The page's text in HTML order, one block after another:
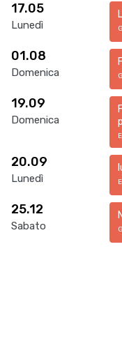
17.05
Lunedì
01.08
Domenica
19.09
Domenica
20.09
Lunedì
25.12
Sabato